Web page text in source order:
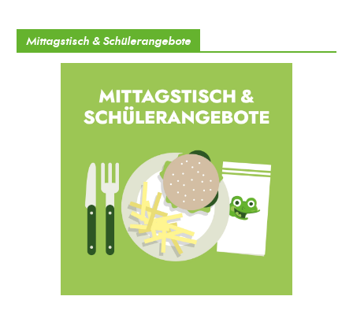
Mittagstisch & Schülerangebote